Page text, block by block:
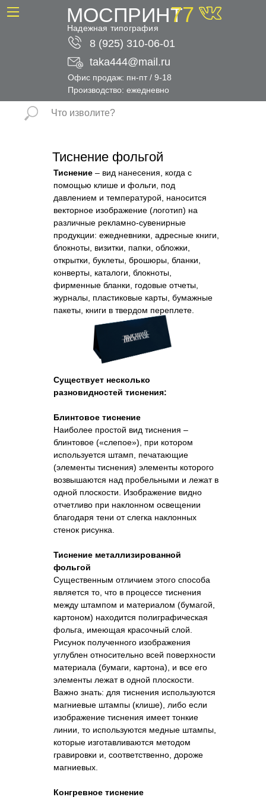
МОСПРИНТ
8 (925) 310-06-01
taka444@mail.ru
Офис продаж: пн-пт / 9-18
Производство: ежедневно
Надежная типография
77
Тиснение фольгой
Тиснение – вид нанесения, когда с
помощью клише и фольги, под
давлением и температурой, наносится
векторное изображение (логотип) на
различные рекламно-сувенирные
продукции: ежедневники, адресные книги,
блокноты, визитки, папки, обложки,
открытки, буклеты, брошюры, бланки,
конверты, каталоги, блокноты,
фирменные бланки, годовые отчеты,
журналы, пластиковые карты, бумажные
пакеты, книги в твердом переплете.
Существует несколько
разновидностей тиснения:
Блинтовое тиснение
Наиболее простой вид тиснения –
блинтовое («слепое»), при котором
используется штамп, печатающие
(элементы тиснения) элементы которого
возвышаются над пробельными и лежат в
одной плоскости. Изображение видно
отчетливо при наклонном освещении
благодаря тени от слегка наклонных
стенок рисунка.
Тиснение металлизированной
фольгой
Существенным отличием этого способа
является то, что в процессе тиснения
между штампом и материалом (бумагой,
картоном) находится полиграфическая
фольга, имеющая красочный слой.
Рисунок полученного изображения
углублен относительно всей поверхности
материала (бумаги, картона), и все его
элементы лежат в одной плоскости.
Важно знать: для тиснения используются
магниевые штампы (клише), либо если
изображение тиснения имеет тонкие
линии, то используются медные штампы,
которые изготавливаются методом
гравировки и, соответственно, дороже
магниевых.
Конгревное тиснение